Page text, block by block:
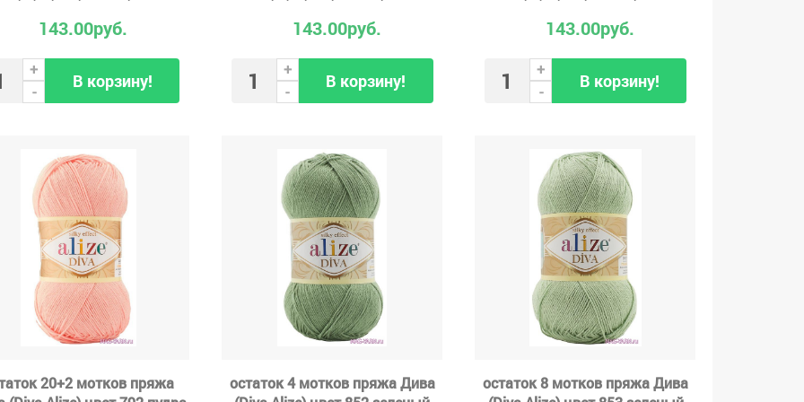
143.00руб.
+
-
В корзину!
143.00руб.
+
-
В корзину!
143.00руб.
+
-
В корзину!
20+2 мотков пряжа
остаток 4 мотков пряжа Дива
остаток 8 мотков пряжа Дива